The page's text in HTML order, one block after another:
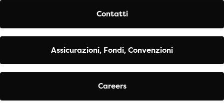
Contatti
Assicurazioni, Fondi, Convenzioni
Careers